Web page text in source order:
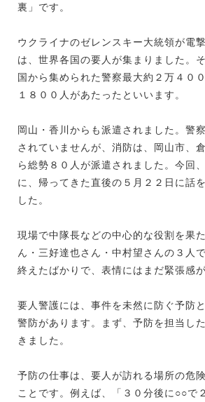
裏」です。
ウクライナのゼレンスキー大統領が電
は、世界各国の要人が集まりました。
国から集められた警察最大約２万４０
１８００人があたったといいます。
岡山・香川からも派遣されました。警
されていませんが、消防は、岡山市、
ら総勢８０人が派遣されました。今回
に、帰ってきた直後の５月２２日に話
した。
現場で中隊長などの中心的な役割を果
ん・三好達也さん・中村望さんの３人
終えたばかりで、表情にはまだ緊張感
要人警護には、事件を未然に防ぐ予防
警防があります。まず、予防を担当し
きました。
予防の仕事は、要人が訪れる場所の危
ことです。例えば、「３０分後に○○で